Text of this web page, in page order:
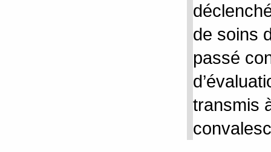
de soins
passé
transmis